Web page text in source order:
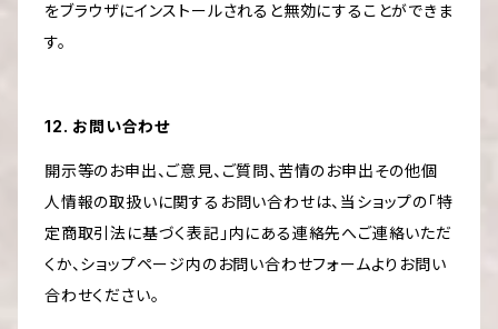
をブラウザにインストールされると無効にすることができま
す。
12. お問い合わせ
開示等のお申出、ご意見、ご質問、苦情のお申出その他個
人情報の取扱いに関するお問い合わせは、当ショップの「特
定商取引法に基づく表記」内にある連絡先へご連絡いただ
くか、ショップページ内のお問い合わせフォームよりお問い
合わせください。